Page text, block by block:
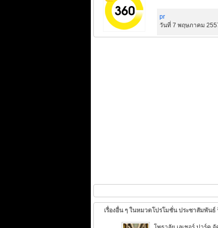
pr
วันที่ 7 พฤษภาคม
เรื่องอื่น ๆ ในหมวดโปรโมชั่น ประชาสัมพัน